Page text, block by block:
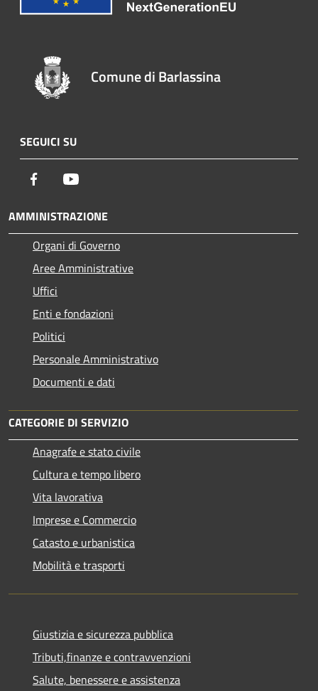
Comune di Barlassina
SEGUICI SU
Facebook
AMMINISTRAZIONE
Organi di Governo
Aree Amministrative
Uffici
Enti e fondazioni
Politici
Personale Amministrativo
Documenti e dati
CATEGORIE DI SERVIZIO
Anagrafe e stato civile
Cultura e tempo libero
Vita lavorativa
Imprese e Commercio
Catasto e urbanistica
Mobilità e trasporti
Giustizia e sicurezza pubblica
Tributi,finanze e contravvenzioni
Salute, benessere e assistenza